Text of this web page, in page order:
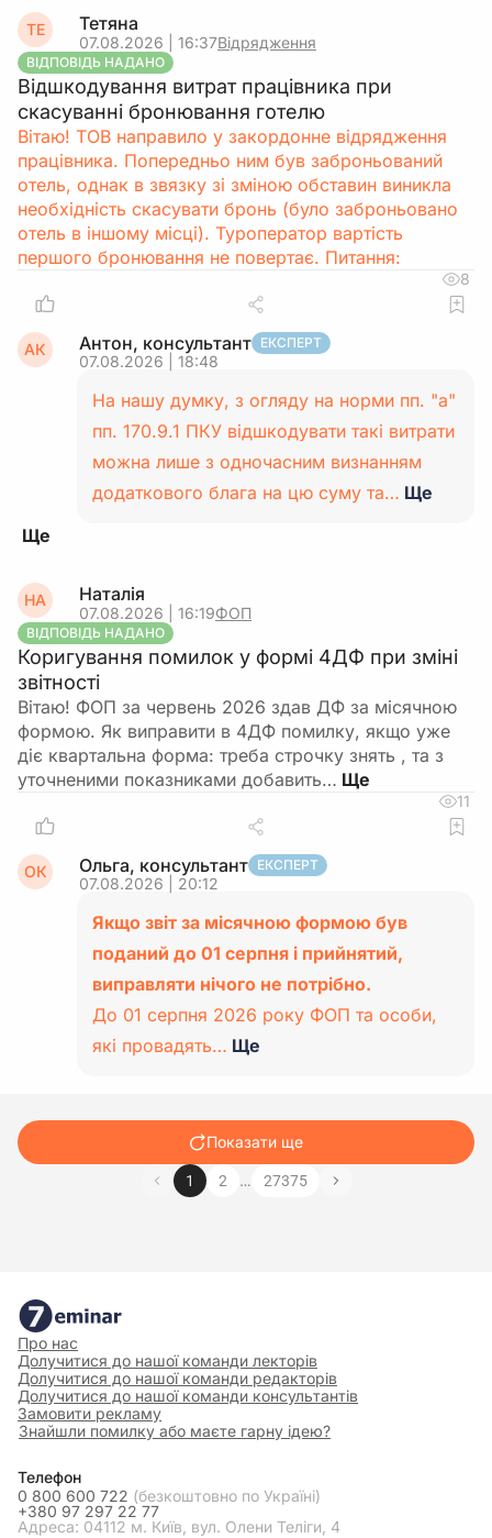
ТЕ Тетяна
07.08.2026 | 16:37Відрядження
ВІДПОВІДЬ НАДАНО
Відшкодування витрат працівника при
скасуванні бронювання готелю
Вітаю! ТОВ направило у закордонне відрядження
працівника. Попередньо ним був заброньований
отель, однак в звязку зі зміною обставин виникла
необхідність скасувати бронь (було заброньовано
отель в іншому місці). Туроператор вартість
першого бронювання не повертає. Питання:
8
АК Антон, консультант ЕКСПЕРТ
07.08.2026 | 18:48
На нашу думку, з огляду на норми пп. "а"
пп. 170.9.1 ПКУ відшкодувати такі витрати
можна лише з одночасним визнанням
додаткового блага на цю суму та… Ще
НА Наталія
07.08.2026 | 16:19ФОП
ВІДПОВІДЬ НАДАНО
Коригування помилок у формі 4ДФ при зміні
звітності
Вітаю! ФОП за червень 2026 здав ДФ за місячною
формою. Як виправити в 4ДФ помилку, якщо уже
діє квартальна форма: треба строчку знять , та з
уточненими показниками добавить…
11
ОК Ольга, консультант ЕКСПЕРТ
07.08.2026 | 20:12
Якщо звіт за місячною формою був
поданий до 01 серпня і прийнятий,
виправляти нічого не потрібно.
До 01 серпня 2026 року ФОП та особи,
які провадять… Ще
Показати ще
1 2 … 27375
Про нас
Долучитися до нашої команди лекторів
Долучитися до нашої команди редакторів
Долучитися до нашої команди консультантів
Замовити рекламу
Знайшли помилку або маєте гарну ідею?
Телефон
0 800 600 722 (безкоштовно по Україні)
+380 97 297 22 77
Адреса: 04112 м. Київ, вул. Олени Теліги, 4